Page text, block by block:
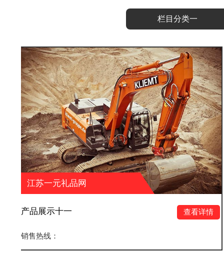
栏目分类一
江苏一元礼品网
产品展示十